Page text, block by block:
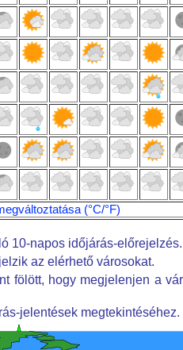
(°C/°F)
10-napos időjárás-előrejelzés.
az elérhető városokat.
fölött, hogy megjelenjen a
jelentések megtekintéséhez.